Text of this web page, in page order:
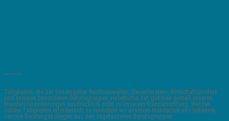
Tätigkeiten, die der Gesetzgeber Rechtsanwälten, Steuerberatern, Wirtschaftsprüfern
und anderen besonderen Berufsgruppen vorbehalten hat, gehören gemäß unseren
Mandatsvereinbarungen ausdrücklich nicht zu unserem Mandatsumfang. Werden
solche Tätigkeiten erforderlich, so vermitteln wir unserem Mandanten uns bekannte,
seriöse Beratungskollegen aus den zugelassenen Berufsgruppen.